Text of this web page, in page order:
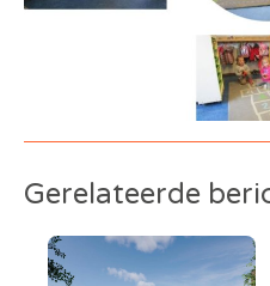
Gerelateerde